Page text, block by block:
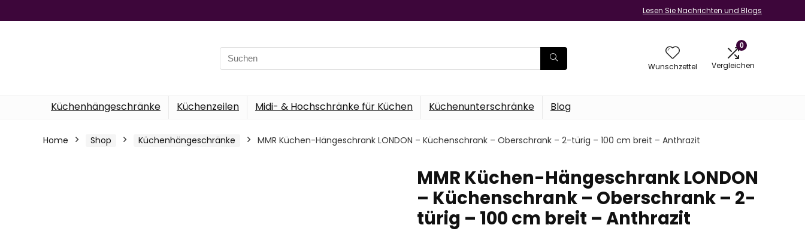
Lesen Sie Nachrichten und Blogs
Search
for:
Wunschzettel
0
Vergleichen
Küchenhängeschränke Küchenzeilen Midi- & Hochschränke für Küchen Küchenunterschränke Blog
Home Shop Küchenhängeschränke MMR Küchen-Hängeschrank LONDON – Küchenschrank – Oberschrank – 2-türig – 100 cm breit – Anthrazit
MMR Küchen-Hängeschrank LONDON
– Küchenschrank – Oberschrank – 2-
türig – 100 cm breit – Anthrazit